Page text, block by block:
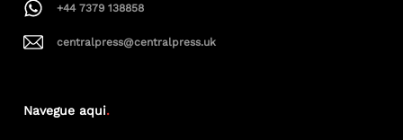
+44 7379 138858
centralpress@centralpress.uk
Navegue aqui.